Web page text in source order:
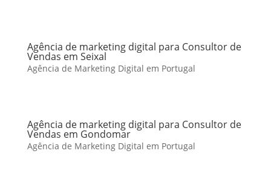
Agência de marketing digital para Consultor de
Vendas em Seixal
Agência de Marketing Digital em Portugal
Agência de marketing digital para Consultor de
Vendas em Gondomar
Agência de Marketing Digital em Portugal